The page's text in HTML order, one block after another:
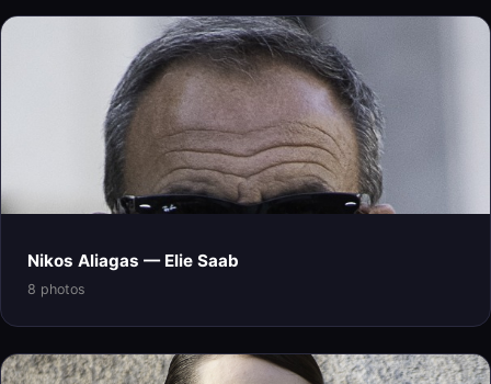
Nikos Aliagas — Elie Saab
8 photos